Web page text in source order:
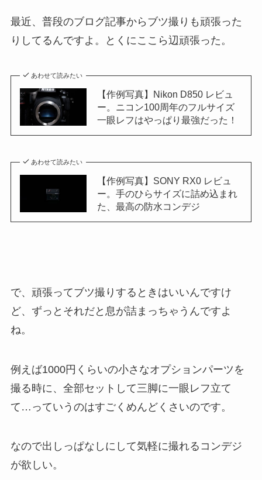
最近、普段のブログ記事からブツ撮りも頑張った
りしてるんですよ。とくにここら辺頑張った。
あわせて読みたい
【作例写真】Nikon D850 レビュ
ー。ニコン100周年のフルサイズ
一眼レフはやっぱり最強だった！
あわせて読みたい
【作例写真】SONY RX0 レビュ
ー。手のひらサイズに詰め込まれ
た、最高の防水コンデジ
で、頑張ってブツ撮りするときはいいんですけ
ど、ずっとそれだと息が詰まっちゃうんですよ
ね。
例えば1000円くらいの小さなオプションパーツを
撮る時に、全部セットして三脚に一眼レフ立て
て…っていうのはすごくめんどくさいのです。
なので出しっぱなしにして気軽に撮れるコンデジ
が欲しい。